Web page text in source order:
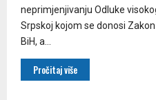
neprimjenjivanju Odluke
Srpskoj kojom se donosi
BiH, a...
Pročitaj više